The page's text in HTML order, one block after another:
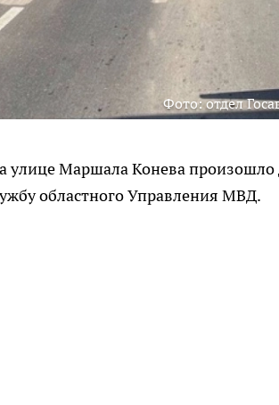
Фото: отдел
улице Маршала Конева
областного Управления МВД.